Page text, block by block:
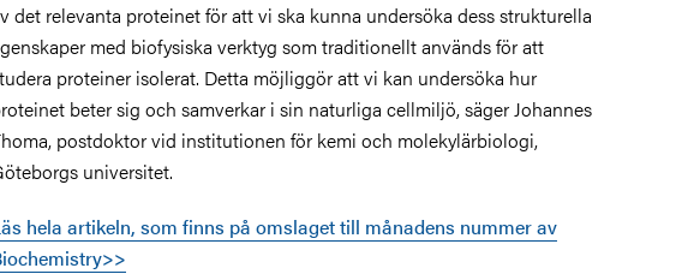
det relevanta proteinet för att vi ska kunna undersöka dess strukturella
med biofysiska verktyg som traditionellt används för att
proteiner isolerat. Detta möjliggör att vi kan undersöka hur
beter sig och samverkar i sin naturliga cellmiljö, säger Johannes
postdoktor vid institutionen för kemi och molekylärbiologi,
universitet.
hela artikeln, som finns på omslaget till månadens nummer av